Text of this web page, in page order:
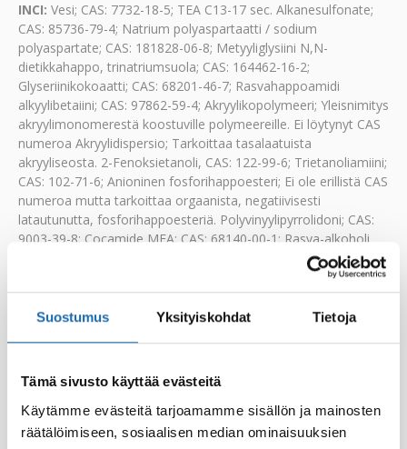
Suostumus Yksityiskohdat Tietoja
Tämä sivusto käyttää evästeitä
Käytämme evästeitä tarjoamamme sisällön ja mainosten
räätälöimiseen, sosiaalisen median ominaisuuksien
INCI: Vesi; CAS: 7732-18-5; TEA C13-17 sec. Alkanesulfonate;
CAS: 85736-79-4; Natrium polyaspartaatti / sodium
polyaspartate; CAS: 181828-06-8; Metyyliglysiini N,N-
dietikkahappo, trinatriumsuola; CAS: 164462-16-2;
Glyseriinikokoaatti; CAS: 68201-46-7; Rasvahappoamidi
alkyylibetaiini; CAS: 97862-59-4; Akryylikopolymeeri; Yleisnimitys
akryylimonomerestä koostuville polymeereille. Ei löytynyt CAS
numeroa Akryylidispersio; Tarkoittaa tasalaatuista
akryyliseosta. 2-Fenoksietanoli, CAS: 122-99-6; Trietanoliamiini;
CAS: 102-71-6; Anioninen fosforihappoesteri; Ei ole erillistä CAS
numeroa mutta tarkoittaa orgaanista, negatiivisesti
latautunutta, fosforihappoesteriä. Polyvinyylipyrrolidoni; CAS:
9003-39-8; Cocamide MEA; CAS: 68140-00-1; Rasva-alkoholi
etoksylaatti; Synteettinen tuote joka valmistetaan reagoimalla
korkeampia alkoholeja (C12 – C13 alkoholi) etyleeni oxiidilla.
CAS (esimerkki): 69011-36-5.
Sisältää:2-metyyli-isotiatsoli-3(2H)-oni. Voi aiheuttaa
allergisen reaktion
Koko:500ml